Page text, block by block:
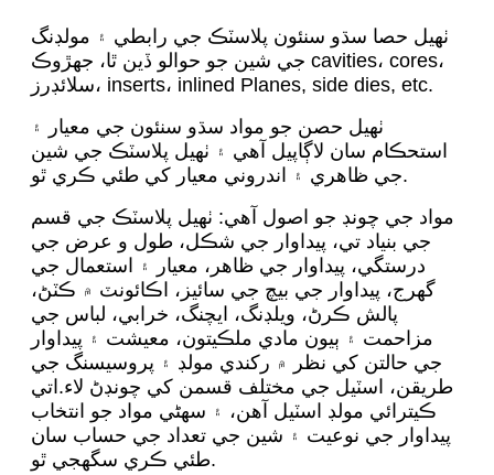
ٺهيل حصا سڌو سنئون پلاسٽڪ جي رابطي ۽ مولڊنگ
جي شين جو حوالو ڏين ٿا، جهڙوڪ cavities، cores،
سلائڊرز، inserts، inlined Planes, side dies, etc.
ٺهيل حصن جو مواد سڌو سنئون جي معيار ۽
استحڪام سان لاڳاپيل آهي ۽ ٺهيل پلاسٽڪ جي شين
جي ظاهري ۽ اندروني معيار کي طئي ڪري ٿو.
مواد جي چونڊ جو اصول آهي: ٺهيل پلاسٽڪ جي قسم
جي بنياد تي، پيداوار جي شڪل، طول و عرض جي
درستگي، پيداوار جي ظاهر، معيار ۽ استعمال جي
گهرج، پيداوار جي بيچ جي سائيز، اڪائونٽ ۾ ڪٽڻ،
پالش ڪرڻ، ويلڊنگ، ايچنگ، خرابي، لباس جي
مزاحمت ۽ ٻيون مادي ملڪيتون، معيشت ۽ پيداوار
جي حالتن کي نظر ۾ رکندي مولڊ ۽ پروسيسنگ جي
طريقن، اسٽيل جي مختلف قسمن کي چونڊڻ لاء.اتي
ڪيترائي مولڊ اسٽيل آھن، ۽ سھڻي مواد جو انتخاب
پيداوار جي نوعيت ۽ شين جي تعداد جي حساب سان
طئي ڪري سگھجي ٿو.